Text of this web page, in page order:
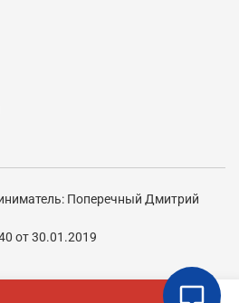
Поперечный Дмитрий
от 30.01.2019